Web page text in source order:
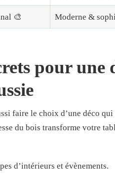
🎨 Moderne &
pour une
faire le choix d’une déco
du bois transforme votre
d’intérieurs et évènements.